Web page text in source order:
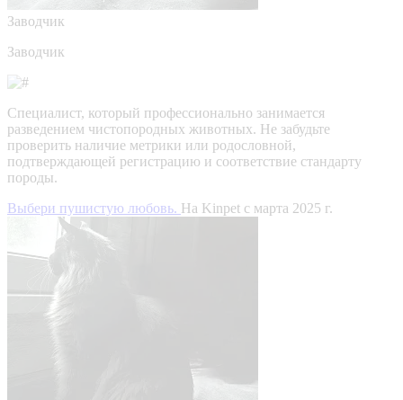
Заводчик
Заводчик
Специалист, который профессионально занимается
разведением чистопородных животных. Не забудьте
проверить наличие метрики или родословной,
подтверждающей регистрацию и соответствие стандарту
породы.
Выбери пушистую любовь. На Kinpet c марта 2025 г.